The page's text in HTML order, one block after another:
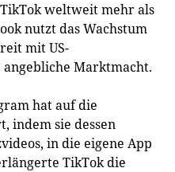
weltweit mehr als
nutzt das Wachstum
mit US-
Marktmacht.
hat auf die
indem sie dessen
in die eigene App
TikTok die